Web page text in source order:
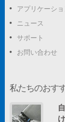
アプリケーショ
ニュース
サポート
お問い合わせ
私たちのおす